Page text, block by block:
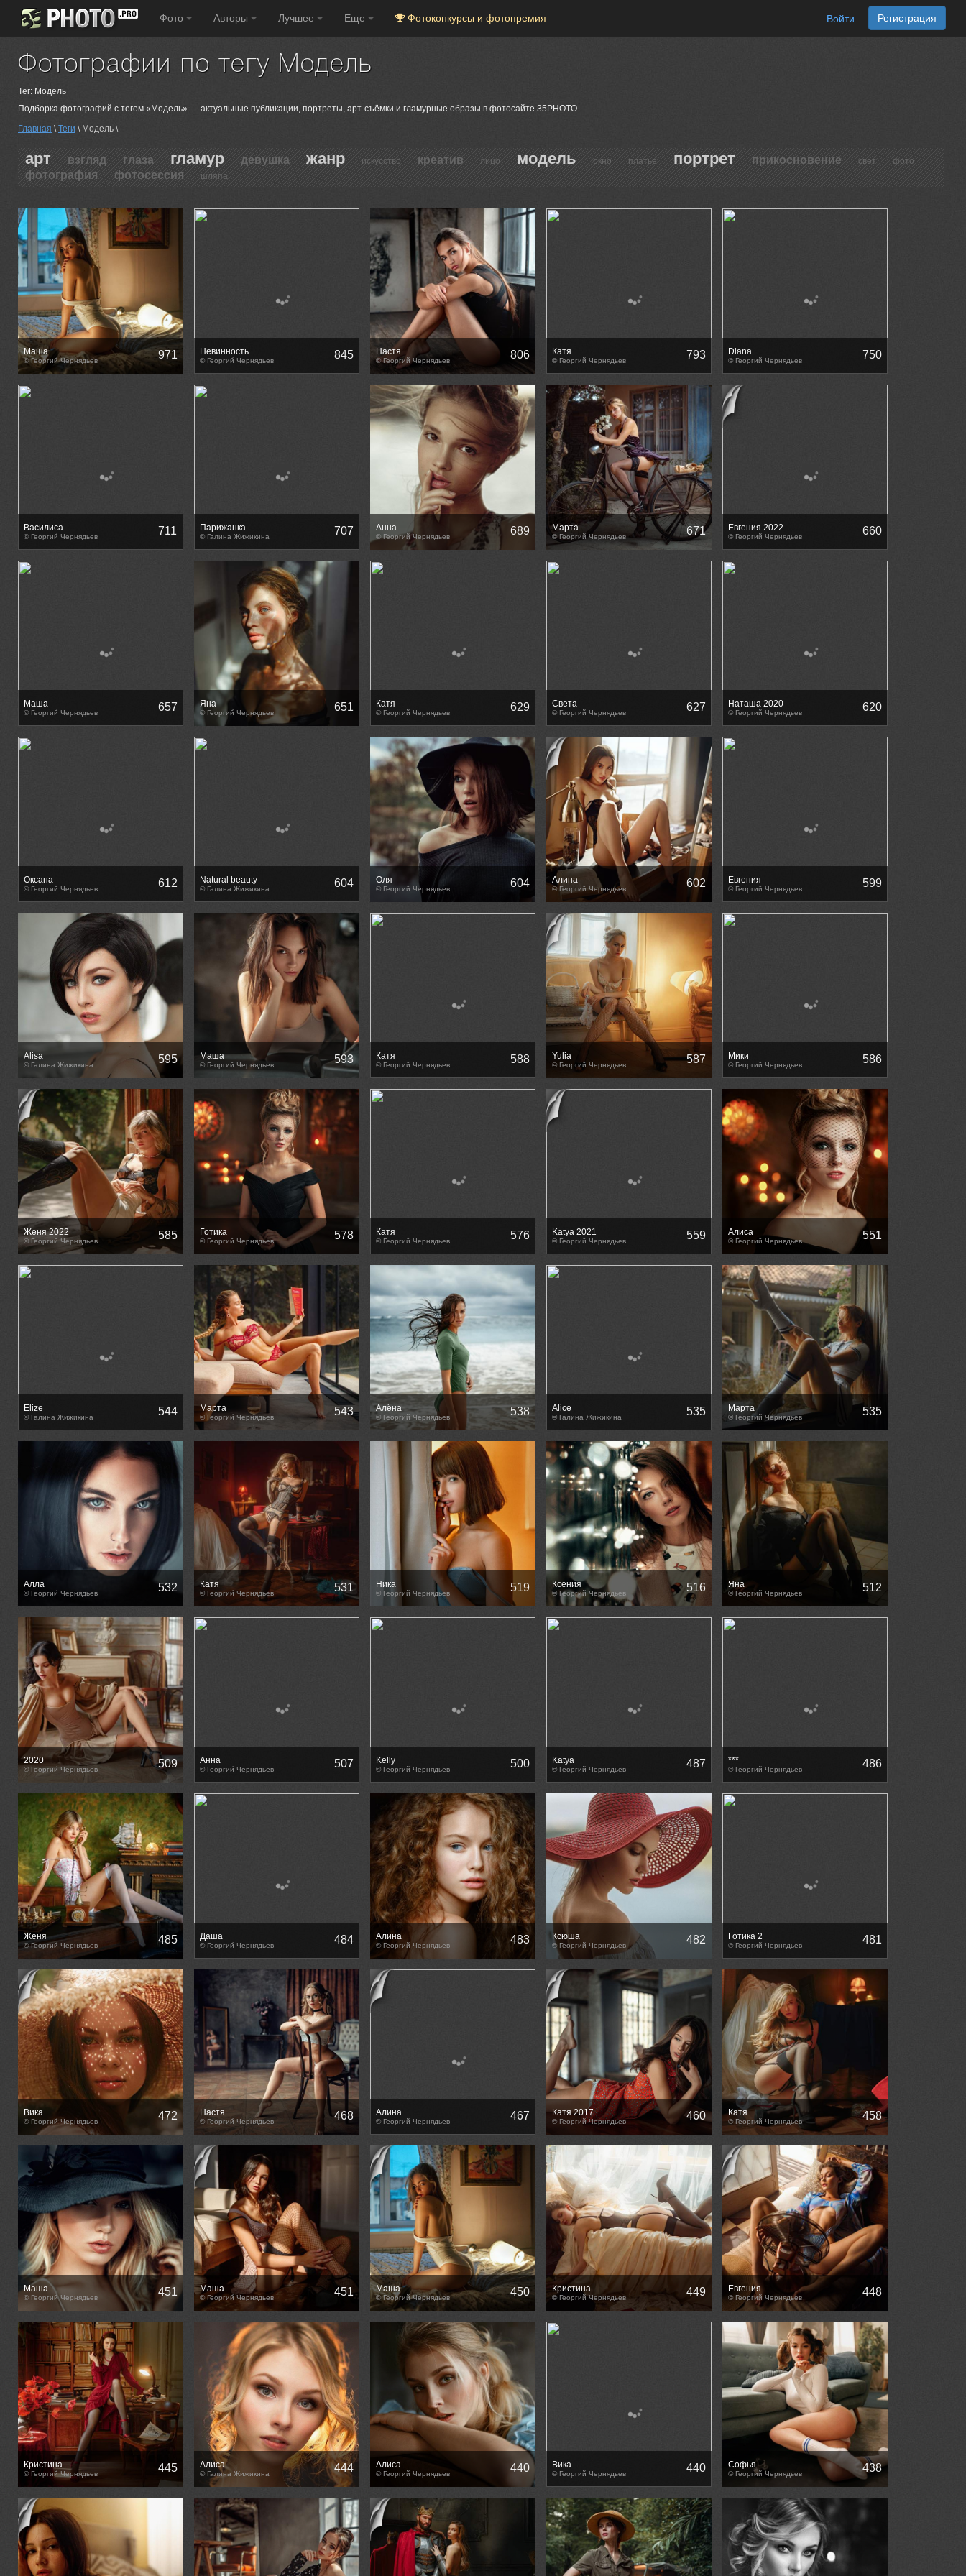
Фото Авторы Лучшее Еще Фотоконкурсы и фотопремия Войти Регистрация
Фотографии по тегу Модель
Тег: Модель
Подборка фотографий с тегом «Модель» — актуальные публикации, портреты, арт-съёмки и гламурные образы в фотосайте 35PHOTO.
Главная \Теги \ Модель \
арт взгляд глаза гламур девушка жанр искусство креатив лицо модель окно платье портрет прикосновение свет фото
фотография фотосессия шляпа
Маша
© Георгий Чернядьев 971 Невинность
© Георгий Чернядьев 845 Настя
© Георгий Чернядьев 806 Катя
© Георгий Чернядьев 793 Diana
© Георгий Чернядьев 750
Василиса
© Георгий Чернядьев 711 Парижанка
© Галина Жижикина 707 Анна
© Георгий Чернядьев 689 Марта
© Георгий Чернядьев 671 Евгения 2022
© Георгий Чернядьев 660
Маша
© Георгий Чернядьев 657 Яна
© Георгий Чернядьев 651 Катя
© Георгий Чернядьев 629 Света
© Георгий Чернядьев 627 Наташа 2020
© Георгий Чернядьев 620
Оксана
© Георгий Чернядьев 612 Natural beauty
© Галина Жижикина 604 Оля
© Георгий Чернядьев 604 Алина
© Георгий Чернядьев 602 Евгения
© Георгий Чернядьев 599
Alisa
© Галина Жижикина 595 Маша
© Георгий Чернядьев 593 Катя
© Георгий Чернядьев 588 Yulia
© Георгий Чернядьев 587 Мики
© Георгий Чернядьев 586
Женя 2022
© Георгий Чернядьев 585 Готика
© Георгий Чернядьев 578 Катя
© Георгий Чернядьев 576 Katya 2021
© Георгий Чернядьев 559 Алиса
© Георгий Чернядьев 551
Elize
© Галина Жижикина 544 Марта
© Георгий Чернядьев 543 Алёна
© Георгий Чернядьев 538 Alice
© Галина Жижикина 535 Марта
© Георгий Чернядьев 535
Алла
© Георгий Чернядьев 532 Катя
© Георгий Чернядьев 531 Ника
© Георгий Чернядьев 519 Ксения
© Георгий Чернядьев 516 Яна
© Георгий Чернядьев 512
2020
© Георгий Чернядьев 509 Анна
© Георгий Чернядьев 507 Kelly
© Георгий Чернядьев 500 Katya
© Георгий Чернядьев 487 ***
© Георгий Чернядьев 486
Женя
© Георгий Чернядьев 485 Даша
© Георгий Чернядьев 484 Алина
© Георгий Чернядьев 483 Ксюша
© Георгий Чернядьев 482 Готика 2
© Георгий Чернядьев 481
Вика
© Георгий Чернядьев 472 Настя
© Георгий Чернядьев 468 Алина
© Георгий Чернядьев 467 Катя 2017
© Георгий Чернядьев 460 Катя
© Георгий Чернядьев 458
Маша
© Георгий Чернядьев 451 Маша
© Георгий Чернядьев 451 Маша
© Георгий Чернядьев 450 Кристина
© Георгий Чернядьев 449 Евгения
© Георгий Чернядьев 448
Кристина
© Георгий Чернядьев 445 Алиса
© Галина Жижикина 444 Алиса
© Георгий Чернядьев 440 Вика
© Георгий Чернядьев 440 Софья
© Георгий Чернядьев 438